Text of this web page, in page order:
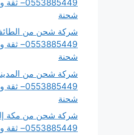
شحنة
شركة شحن من الطائف
شحنة
شركة شحن من
شحنة
شركة شحن من مكة